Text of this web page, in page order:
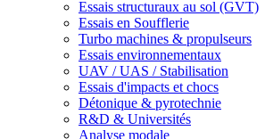
Essais structuraux au sol (GVT)
Essais en Soufflerie
Turbo machines & propulseurs
Essais environnementaux
UAV / UAS / Stabilisation
Essais d'impacts et chocs
Détonique & pyrotechnie
R&D & Universités
Analyse modale